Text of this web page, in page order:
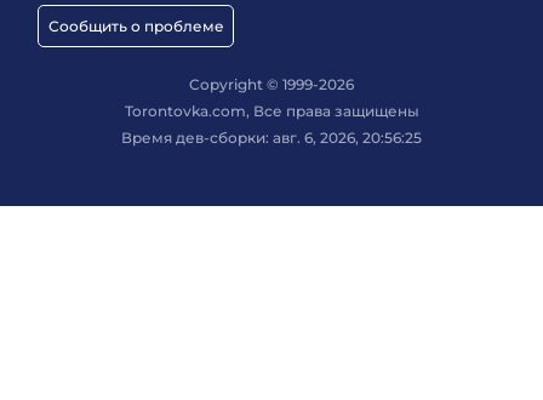
Сообщить о проблеме
Copyright © 1999-2026
Torontovka.com, Все права защищены
Время дев-сборки: авг. 6, 2026, 20:56:25